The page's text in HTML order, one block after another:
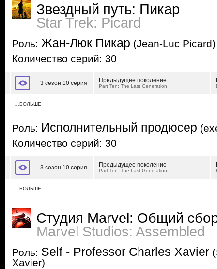
Звездный путь: Пикар
Star Trek: Picard
Роль: Жан-Люк Пикар (Jean-Luc Picard)
Количество серий: 30
3 сезон 10 серия Предыдущее поколение
Part Ten: The Last Generation
…БОЛЬШЕ
Роль: Исполнительный продюсер
Количество серий: 30
3 сезон 10 серия Предыдущее поколение
Part Ten: The Last Generation
…БОЛЬШЕ
Студия Marvel: Общий
Marvel Studios: Assembled
Роль: Self - Professor Charles Xavier
Xavier)